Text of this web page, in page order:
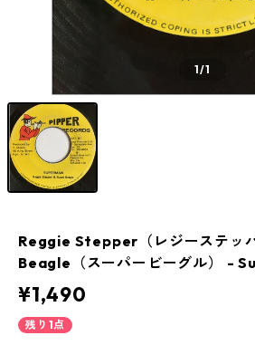
1/1
Reggie Stepper（レジーステッ
Beagle（スーパービーグル） -
¥1,490
残り1点